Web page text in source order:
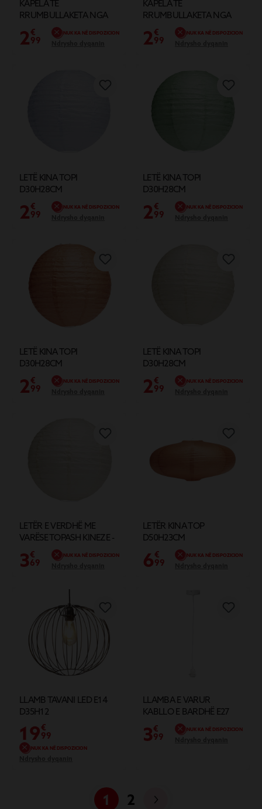
KAPELA TË
RRUMBULLAKETA NGA
LETRA PËR LLAMPA -
Ø40XH38CM
2€
99
NUK KA NË DISPOZICION
KAPELA TË
RRUMBULLAKETA NGA
LETRA PËR LLAMPA -
Ø40XH38CM
2€
99
NUK KA NË DISPOZICION
LETË KINA TOPI
D30H28CM
2€
99
NUK KA NË DISPOZICION
LETË KINA TOPI
D30H28CM
2€
99
NUK KA NË DISPOZICION
LETË KINA TOPI
D30H28CM
2€
99
NUK KA NË DISPOZICION
LETË KINA TOPI
D30H28CM
2€
99
NUK KA NË DISPOZICION
LETËR E VERDHË ME
VARËSE TOPASH KINEZE -
Ø40XH38CM
3€
69
NUK KA NË DISPOZICION
LETËR KINA TOP
D50H23CM
6€
99
NUK KA NË DISPOZICION
LLAMB TAVANI LED E14
D35H12
19€
99
NUK KA NË DISPOZICION
LLAMBA E VARUR
KABLLO E BARDHË E27
Ø6XH120CM
3€
99
NUK KA NË DISPOZICION
1 2